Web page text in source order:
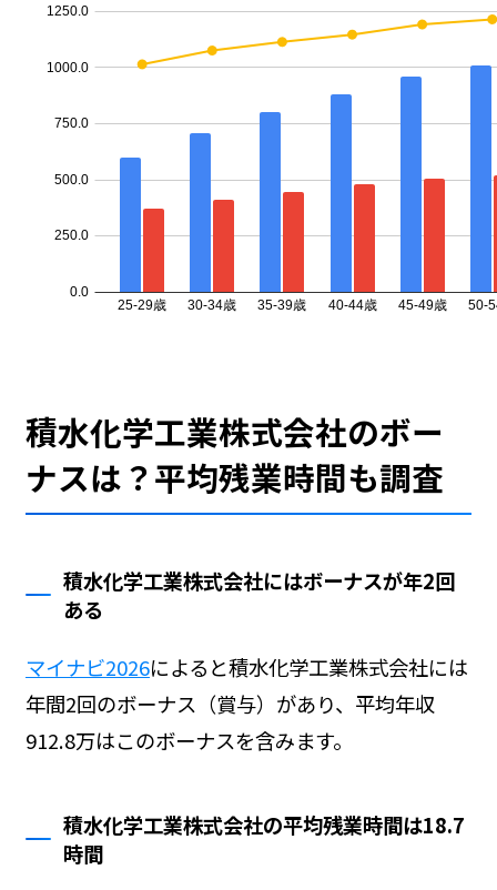
積水化学工業株式会社のボー
ナスは？平均残業時間も調査
積水化学工業株式会社にはボーナスが年2回
ある
マイナビ2026によると積水化学工業株式会社には
年間2回のボーナス（賞与）があり、平均年収
912.8万はこのボーナスを含みます。
積水化学工業株式会社の平均残業時間は18.7
時間